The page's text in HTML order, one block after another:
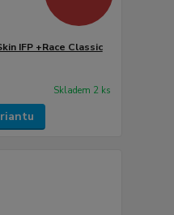
IFP +Race Classic
Skladem 2 ks